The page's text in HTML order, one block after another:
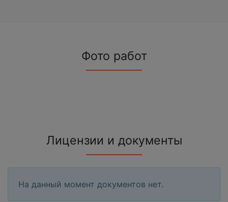
Фото работ
Лицензии и документы
На данный момент документов нет.